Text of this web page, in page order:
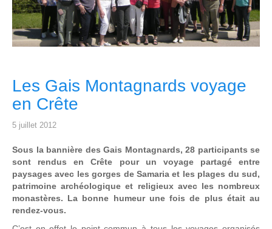
Les Gais Montagnards voyage
en Crête
5 juillet 2012
Sous la bannière des Gais Montagnards, 28 participants se
sont rendus en Crête pour un voyage partagé entre
paysages avec les gorges de Samaria et les plages du sud,
patrimoine archéologique et religieux avec les nombreux
monastères. La bonne humeur une fois de plus était au
rendez-vous.